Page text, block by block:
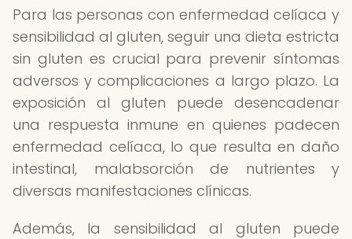
Para las personas con enfermedad celíaca y
sensibilidad al gluten, seguir una dieta estricta
sin gluten es crucial para prevenir síntomas
adversos y complicaciones a largo plazo. La
exposición al gluten puede desencadenar
una respuesta inmune en quienes padecen
enfermedad celíaca, lo que resulta en daño
intestinal, malabsorción de nutrientes y
diversas manifestaciones clínicas.
Además, la sensibilidad al gluten puede